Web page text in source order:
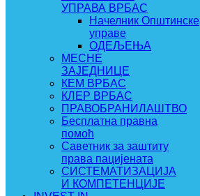
УПРАВА ВРБАС
Начелник Општинске
управе
ОДЕЉЕЊА
МЕСНЕ
ЗАЈЕДНИЦЕ
КЕМ ВРБАС
КЛЕР ВРБАС
ПРАВОБРАНИЛАШТВО
Бесплатна правна
помоћ
Саветник за заштиту
права пацијената
СИСТЕМАТИЗАЦИЈА
И КОМПЕТЕНЦИЈЕ